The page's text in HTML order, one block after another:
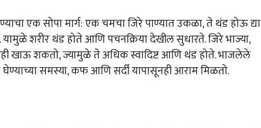
एक सोपा मार्ग: एक चमचा जिरे पाण्यात उकळा, ते थंड होऊ द्या
शरीर थंड होते आणि पचनक्रिया देखील सुधारते. जिरे भाज्या,
खाऊ शकतो, ज्यामुळे ते अधिक स्वादिष्ट आणि थंड होते. भाजलेले
समस्या, कफ आणि सर्दी यापासूनही आराम मिळतो.